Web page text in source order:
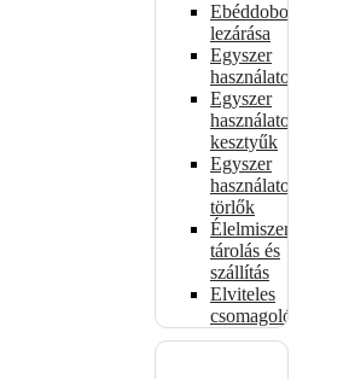
Ebéddobozok
lezárása
Egyszer
használatos
Egyszer
használatos
kesztyűk
Egyszer
használatos
törlők
Élelmiszer-
tárolás és
szállítás
Elviteles
csomagolóanyagok